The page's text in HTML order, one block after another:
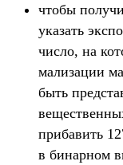
что­бы
ука­зать
чис­ло, на
мализа­ции
быть
при­бавить
в бинар­ном